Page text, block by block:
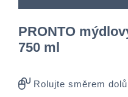
PRONTO
750 ml
Rolujte směrem